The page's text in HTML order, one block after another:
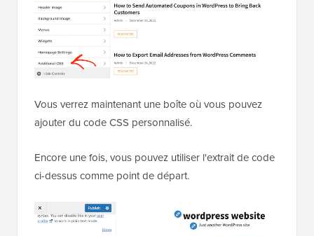
Vous verrez maintenant une boîte où vous pouvez
ajouter du code CSS personnalisé.
Encore une fois, vous pouvez utiliser l'extrait de code
ci-dessus comme point de départ.